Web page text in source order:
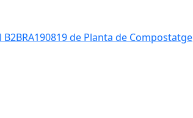
de Planta de Compostatge